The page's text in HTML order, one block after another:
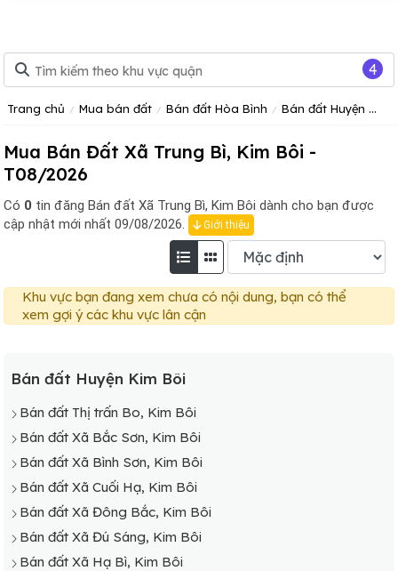
Trang chủ Mua bán đất Bán đất Hòa Bình Bán đất Huyện Kim Bôi, Hòa Bình
Mua Bán Đất Xã Trung Bì, Kim Bôi -
T08/2026
Có 0 tin đăng Bán đất Xã Trung Bì, Kim Bôi dành cho bạn được
cập nhật mới nhất 09/08/2026.
Giới thiệu
Khu vực bạn đang xem chưa có nội dung, bạn có thể
xem gợi ý các khu vực lân cận
Bán đất Huyện Kim Bôi
Bán đất Thị trấn Bo, Kim Bôi
Bán đất Xã Bắc Sơn, Kim Bôi
Bán đất Xã Bình Sơn, Kim Bôi
Bán đất Xã Cuối Hạ, Kim Bôi
Bán đất Xã Đông Bắc, Kim Bôi
Bán đất Xã Đú Sáng, Kim Bôi
Bán đất Xã Hạ Bì, Kim Bôi
4